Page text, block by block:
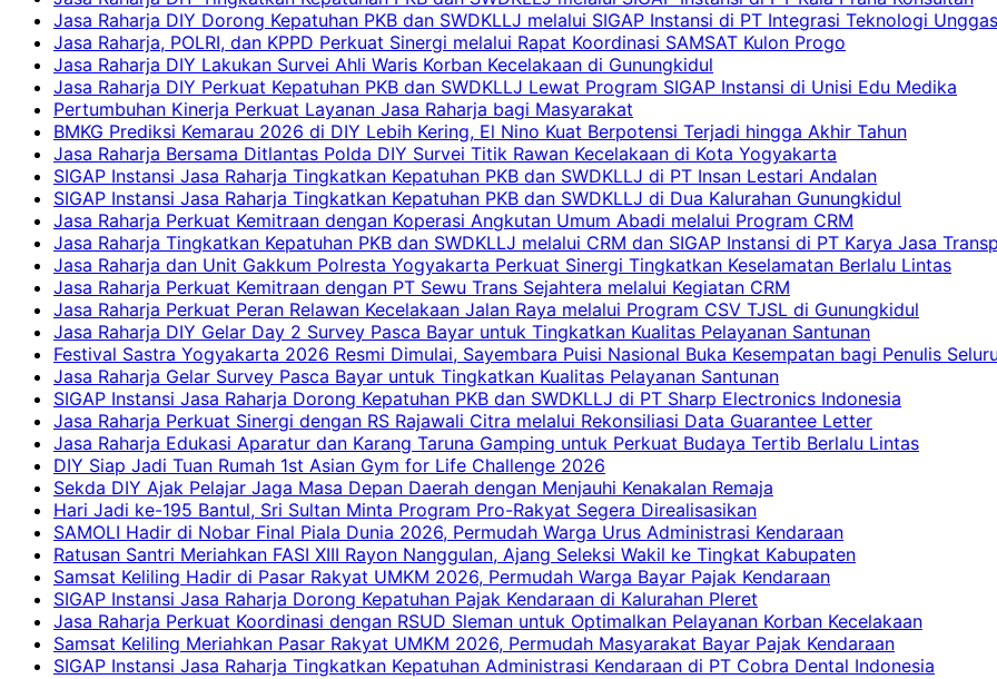
Jasa Raharja DIY Dorong Kepatuhan PKB dan SWDKLLJ melalui SIGAP Instansi di PT Integrasi Teknologi Unggas
Jasa Raharja, POLRI, dan KPPD Perkuat Sinergi melalui Rapat Koordinasi SAMSAT Kulon Progo
Jasa Raharja DIY Lakukan Survei Ahli Waris Korban Kecelakaan di Gunungkidul
Jasa Raharja DIY Perkuat Kepatuhan PKB dan SWDKLLJ Lewat Program SIGAP Instansi di Unisi Edu Medika
Pertumbuhan Kinerja Perkuat Layanan Jasa Raharja bagi Masyarakat
BMKG Prediksi Kemarau 2026 di DIY Lebih Kering, El Nino Kuat Berpotensi Terjadi hingga Akhir Tahun
Jasa Raharja Bersama Ditlantas Polda DIY Survei Titik Rawan Kecelakaan di Kota Yogyakarta
SIGAP Instansi Jasa Raharja Tingkatkan Kepatuhan PKB dan SWDKLLJ di PT Insan Lestari Andalan
SIGAP Instansi Jasa Raharja Tingkatkan Kepatuhan PKB dan SWDKLLJ di Dua Kalurahan Gunungkidul
Jasa Raharja Perkuat Kemitraan dengan Koperasi Angkutan Umum Abadi melalui Program CRM
Jasa Raharja Tingkatkan Kepatuhan PKB dan SWDKLLJ melalui CRM dan SIGAP Instansi di PT Karya Jasa
Jasa Raharja dan Unit Gakkum Polresta Yogyakarta Perkuat Sinergi Tingkatkan Keselamatan Berlalu Lintas
Jasa Raharja Perkuat Kemitraan dengan PT Sewu Trans Sejahtera melalui Kegiatan CRM
Jasa Raharja Perkuat Peran Relawan Kecelakaan Jalan Raya melalui Program CSV TJSL di Gunungkidul
Jasa Raharja DIY Gelar Day 2 Survey Pasca Bayar untuk Tingkatkan Kualitas Pelayanan Santunan
Festival Sastra Yogyakarta 2026 Resmi Dimulai, Sayembara Puisi Nasional Buka Kesempatan bagi Penulis
Jasa Raharja Gelar Survey Pasca Bayar untuk Tingkatkan Kualitas Pelayanan Santunan
SIGAP Instansi Jasa Raharja Dorong Kepatuhan PKB dan SWDKLLJ di PT Sharp Electronics Indonesia
Jasa Raharja Perkuat Sinergi dengan RS Rajawali Citra melalui Rekonsiliasi Data Guarantee Letter
Jasa Raharja Edukasi Aparatur dan Karang Taruna Gamping untuk Perkuat Budaya Tertib Berlalu Lintas
DIY Siap Jadi Tuan Rumah 1st Asian Gym for Life Challenge 2026
Sekda DIY Ajak Pelajar Jaga Masa Depan Daerah dengan Menjauhi Kenakalan Remaja
Hari Jadi ke-195 Bantul, Sri Sultan Minta Program Pro-Rakyat Segera Direalisasikan
SAMOLI Hadir di Nobar Final Piala Dunia 2026, Permudah Warga Urus Administrasi Kendaraan
Ratusan Santri Meriahkan FASI XIII Rayon Nanggulan, Ajang Seleksi Wakil ke Tingkat Kabupaten
Samsat Keliling Hadir di Pasar Rakyat UMKM 2026, Permudah Warga Bayar Pajak Kendaraan
SIGAP Instansi Jasa Raharja Dorong Kepatuhan Pajak Kendaraan di Kalurahan Pleret
Jasa Raharja Perkuat Koordinasi dengan RSUD Sleman untuk Optimalkan Pelayanan Korban Kecelakaan
Samsat Keliling Meriahkan Pasar Rakyat UMKM 2026, Permudah Masyarakat Bayar Pajak Kendaraan
SIGAP Instansi Jasa Raharja Tingkatkan Kepatuhan Administrasi Kendaraan di PT Cobra Dental Indonesia